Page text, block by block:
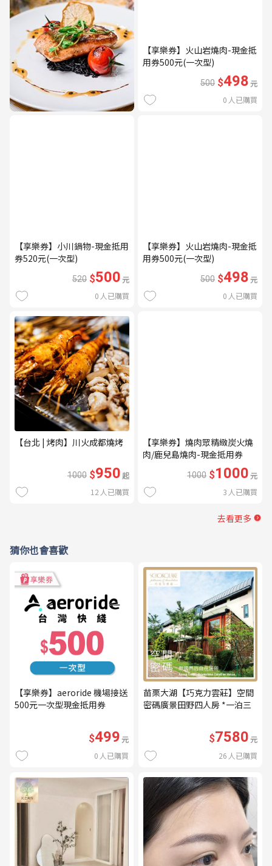
【享樂券】火山岩燒肉-現金抵
用券500元(一次型)
500 $498元
0 人已購買
【享樂券】小川鍋物-現金抵用
券520元(一次型)
520 $500元
0 人已購買
【享樂券】火山岩燒肉-現金抵
用券500元(一次型)
500 $498元
0 人已購買
【台北 | 烤肉】川火成都燒烤
1000 $950起
12 人已購買
【享樂券】燒肉眾精緻炭火燒
肉/鹿兒島燒肉-現金抵用券
1000 $1000元
3 人已購買
去看更多
猜你也會喜歡
【享樂券】aeroride 機場接送
500元一次型現金抵用券
$499元
0 人已購買
苗栗大湖【巧克力雲莊】空間
密碼廣景田野四人房 *一泊三
$7580元
26 人已購買